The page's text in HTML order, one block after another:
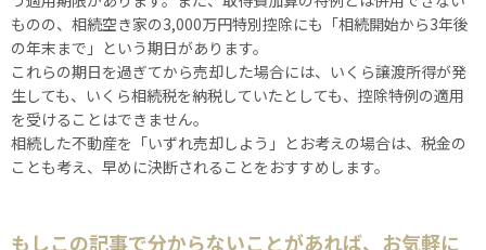
ものの、相続空き家の3,000万円特別控除にも「相続開始から3年後
の年末まで」という期日があります。
これらの期日を過ぎてから売却した場合には、いくら譲渡所得が発
生しても、いくら相続税を納税していたとしても、控除特例の適用
を受けることはできません。
相続した不動産を「いずれ売却しよう」とお考えの場合は、税金の
ことも考え、早めに決断されることをおすすめします。
もしこの記事で分からないことがあれば、お気軽に